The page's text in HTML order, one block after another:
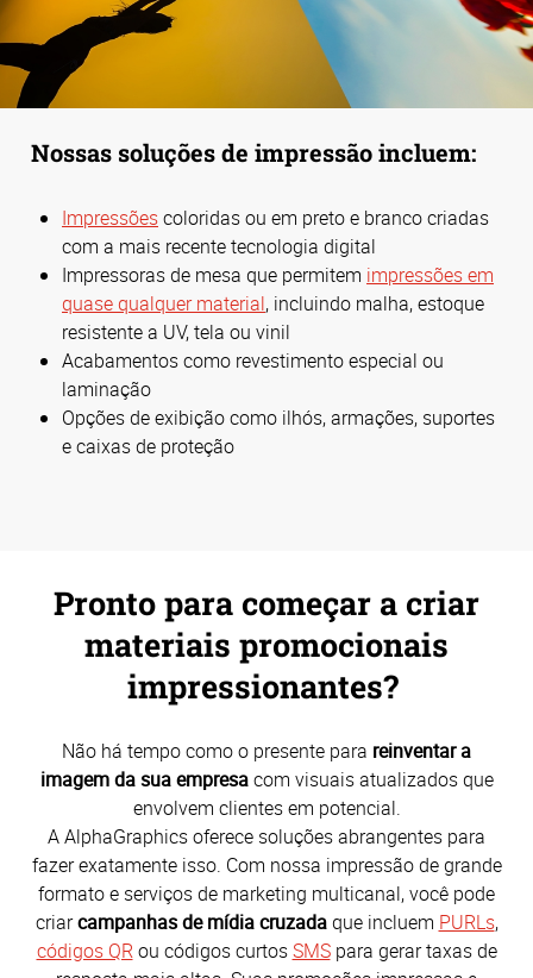
Nossas soluções de impressão incluem:
Impressõescoloridas ou em preto e branco criadas
com a mais recente tecnologia digital
Impressoras de mesa que permitem impressões em
quase qualquer material, incluindo malha, estoque
resistente a UV, tela ou vinil
Acabamentos como revestimento especial ou
laminação
Opções de exibição como ilhós, armações, suportes
e caixas de proteção
Pronto para começar a criar
materiais promocionais
impressionantes?
Não há tempo como o presente para reinventar a
imagem da sua empresacom visuais atualizados que
envolvem clientes em potencial.
A AlphaGraphics oferece soluções abrangentes para
fazer exatamente isso. Com nossa impressão de grande
formato e serviços de marketing multicanal, você pode
criarcampanhas de mídia cruzadaque incluem PURLs,
códigos QRou códigos curtosSMSpara gerar taxas de